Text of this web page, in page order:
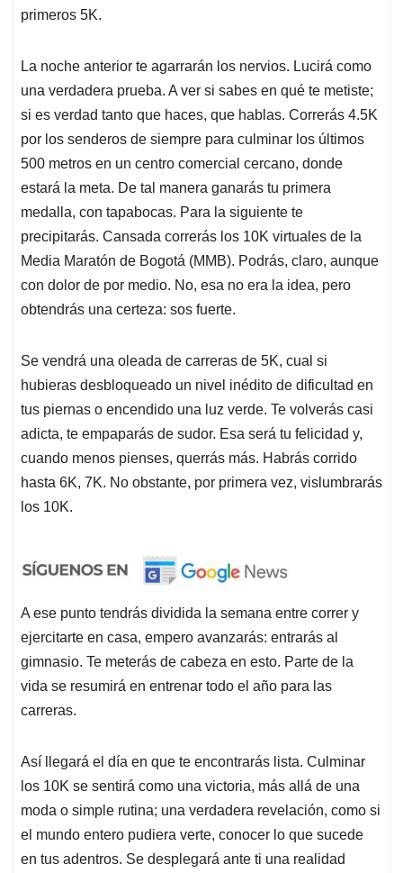
primeros 5K.
La noche anterior te agarrarán los nervios. Lucirá como
una verdadera prueba. A ver si sabes en qué te metiste;
si es verdad tanto que haces, que hablas. Correrás 4.5K
por los senderos de siempre para culminar los últimos
500 metros en un centro comercial cercano, donde
estará la meta. De tal manera ganarás tu primera
medalla, con tapabocas. Para la siguiente te
precipitarás. Cansada correrás los 10K virtuales de la
Media Maratón de Bogotá (MMB). Podrás, claro, aunque
con dolor de por medio. No, esa no era la idea, pero
obtendrás una certeza: sos fuerte.
Se vendrá una oleada de carreras de 5K, cual si
hubieras desbloqueado un nivel inédito de dificultad en
tus piernas o encendido una luz verde. Te volverás casi
adicta, te empaparás de sudor. Esa será tu felicidad y,
cuando menos pienses, querrás más. Habrás corrido
hasta 6K, 7K. No obstante, por primera vez, vislumbrarás
los 10K.
A ese punto tendrás dividida la semana entre correr y
ejercitarte en casa, empero avanzarás: entrarás al
gimnasio. Te meterás de cabeza en esto. Parte de la
vida se resumirá en entrenar todo el año para las
carreras.
Así llegará el día en que te encontrarás lista. Culminar
los 10K se sentirá como una victoria, más allá de una
moda o simple rutina; una verdadera revelación, como si
el mundo entero pudiera verte, conocer lo que sucede
en tus adentros. Se desplegará ante ti una realidad